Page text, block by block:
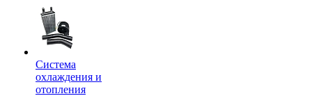
Система
охлаждения и
отопления